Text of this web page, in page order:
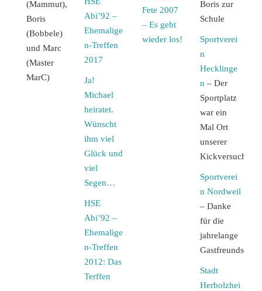
(Mammut),
Boris
(Bobbele)
und Marc
(Master
MarC)
Abi’92 –
Ehemalige
n-Treffen
2017
Ja!
Michael
heiratet.
Wünscht
ihm viel
Glück und
viel
Segen…
HSE
Abi’92 –
Ehemalige
n-Treffen
2012: Das
Terffen
Fete 2007
– Es geht
wieder los!
Boris zur
Schule
Sportverei
n
Hecklinge
n – Der
Sportplatz
war ein
Mal Ort
unserer
Kickversuche
Sportverei
n Nordweil
– Danke
für die
jahrelange
Stadt
Herbolzhei